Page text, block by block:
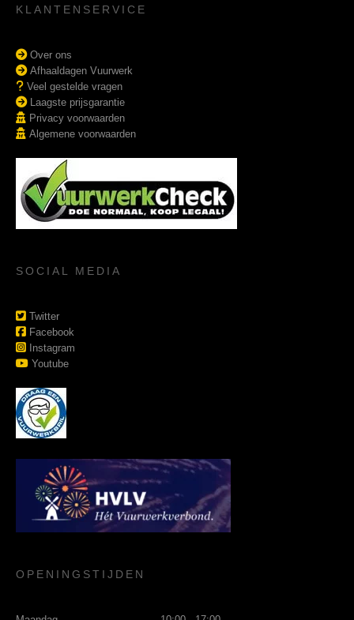
KLANTENSERVICE
Over ons
Afhaaldagen Vuurwerk
Veel gestelde vragen
Laagste prijsgarantie
Privacy voorwaarden
Algemene voorwaarden
SOCIAL MEDIA
Twitter
Facebook
Instagram
Youtube
OPENINGSTIJDEN